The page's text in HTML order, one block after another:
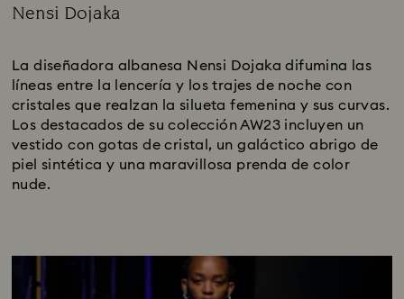
Nensi Dojaka
La diseñadora albanesa Nensi Dojaka difumina las
líneas entre la lencería y los trajes de noche con
cristales que realzan la silueta femenina y sus curvas.
Los destacados de su colección AW23 incluyen un
vestido con gotas de cristal, un galáctico abrigo de
piel sintética y una maravillosa prenda de color
nude.